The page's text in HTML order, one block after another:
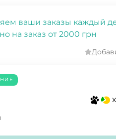
ваши заказы каждый
на заказ от 2000 грн